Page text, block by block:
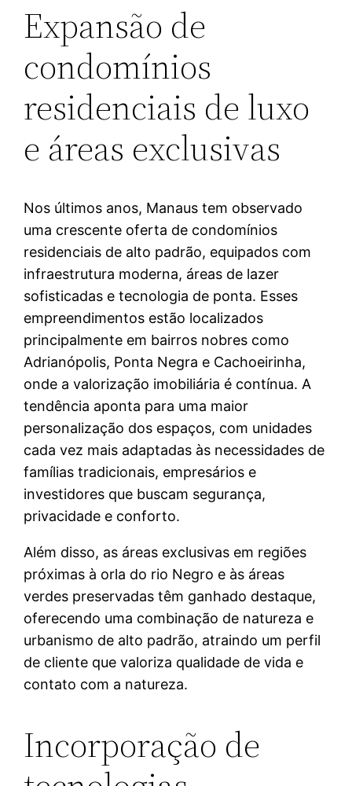
Expansão de
condomínios
residenciais de luxo
e áreas exclusivas
Nos últimos anos, Manaus tem observado
uma crescente oferta de condomínios
residenciais de alto padrão, equipados com
infraestrutura moderna, áreas de lazer
sofisticadas e tecnologia de ponta. Esses
empreendimentos estão localizados
principalmente em bairros nobres como
Adrianópolis, Ponta Negra e Cachoeirinha,
onde a valorização imobiliária é contínua. A
tendência aponta para uma maior
personalização dos espaços, com unidades
cada vez mais adaptadas às necessidades de
famílias tradicionais, empresários e
investidores que buscam segurança,
privacidade e conforto.
Além disso, as áreas exclusivas em regiões
próximas à orla do rio Negro e às áreas
verdes preservadas têm ganhado destaque,
oferecendo uma combinação de natureza e
urbanismo de alto padrão, atraindo um perfil
de cliente que valoriza qualidade de vida e
contato com a natureza.
Incorporação de